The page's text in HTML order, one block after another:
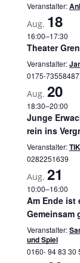
Veranstalter:
Aug. 18
16:00–17:30
Theater
Veranstalter:
0175-
Aug. 20
18:30–20:00
Junge
rein ins
Veranstalter:
0282251639
Aug. 21
10:00–16:00
Am Ende ist
Gemeinsam
Veranstalter:
und Spiel
0160- 94 83 30